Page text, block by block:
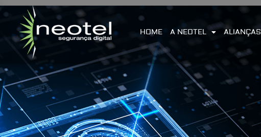
HOME A NEOTEL ALIANÇAS